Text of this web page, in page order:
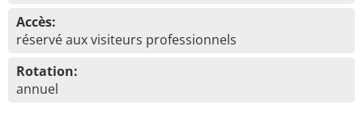
Accès:
réservé aux visiteurs professionnels
Rotation:
annuel